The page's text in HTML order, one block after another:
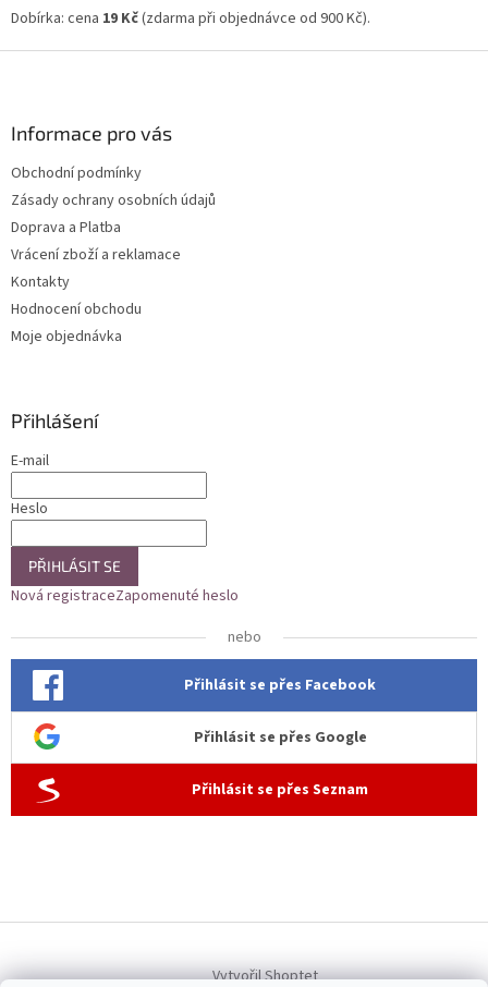
Dobírka: cena 19 Kč(zdarma při objednávce od 900 Kč).
Informace pro vás
Obchodní podmínky
Zásady ochrany osobních údajů
Doprava a Platba
Vrácení zboží a reklamace
Kontakty
Hodnocení obchodu
Moje objednávka
Přihlášení
E-mail
Heslo
PŘIHLÁSIT SE
Nová registraceZapomenuté heslo
nebo
Přihlásit se přes Facebook
Přihlásit se přes Google
Přihlásit se přes Seznam
Vytvořil Shoptet